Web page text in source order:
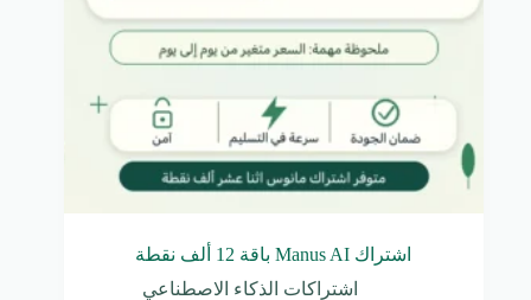
اشتراك Manus AI باقة 12 ألف نقطة
اشتراكات الذكاء الاصطناعي